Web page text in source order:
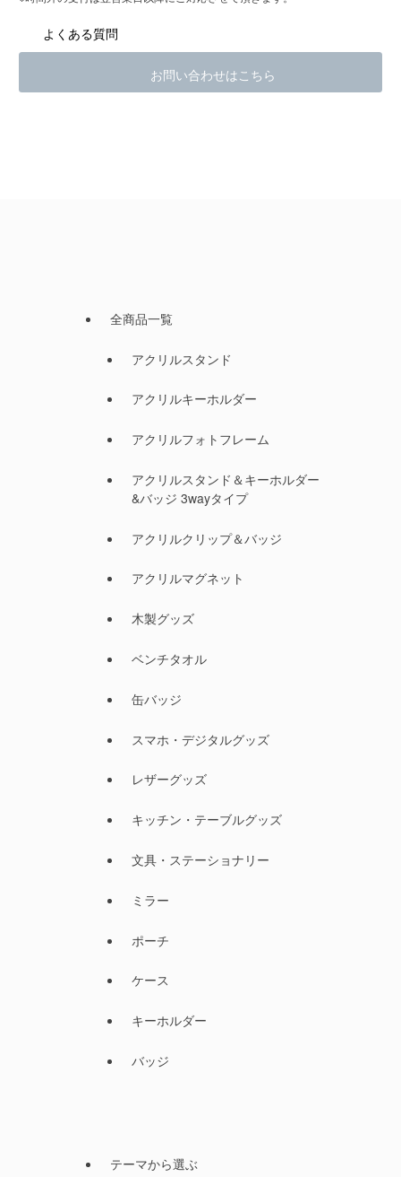
よくある質問
お問い合わせはこちら
全商品一覧
アクリルスタンド
アクリルキーホルダー
アクリルフォトフレーム
アクリルスタンド＆キーホルダー
&バッジ 3wayタイプ
アクリルクリップ＆バッジ
アクリルマグネット
木製グッズ
ベンチタオル
缶バッジ
スマホ・デジタルグッズ
レザーグッズ
キッチン・テーブルグッズ
文具・ステーショナリー
ミラー
ポーチ
ケース
キーホルダー
バッジ
テーマから選ぶ